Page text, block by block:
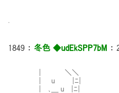
1849 ： 冬色 ◆udEkSPP7bM ：
| ＼＼
| u |ﾆ|
| ､＿ u |ﾆ|